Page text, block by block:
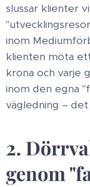
slussar klienter
inom
klienten möta
krona och varje
inom den egna
vägledning – det
2.
genom